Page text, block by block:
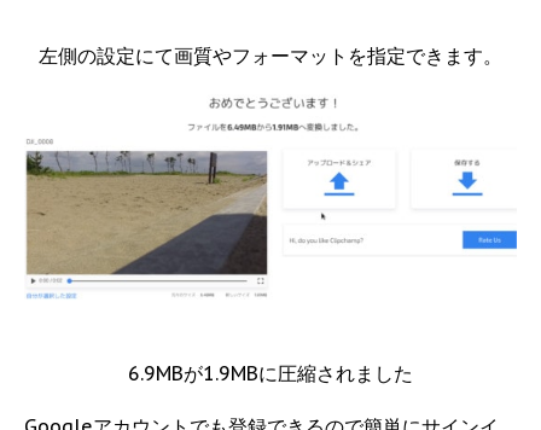
左側の設定にて画質やフォーマットを指定できます。
6.9MBが1.9MBに圧縮されました